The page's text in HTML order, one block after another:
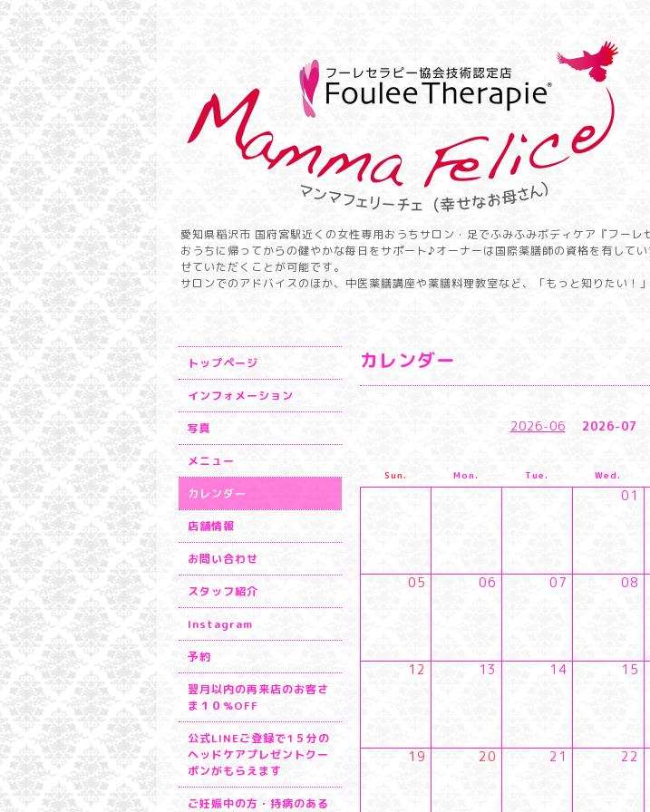
愛知県稲沢市 国府宮駅近くの女性専用おうちサロン・足でふみふみボディケア『フーレ
おうちに帰ってからの健やかな毎日をサポート♪オーナーは国際薬膳師の資格を有して
せていただくことが可能です。
サロンでのアドバイスのほか、中医薬膳講座や薬膳料理教室など、「もっと知りたい！
カレンダー
2026-06 2026-07
Sun. Mon. Tue. Wed.
01
05 06 07 08
12 13 14 15
19 20 21 22
トップページ
インフォメーション
写真
メニュー
カレンダー
店舗情報
お問い合わせ
スタッフ紹介
Instagram
予約
翌月以内の再来店のお客さ
ま１０%OFF
公式LINEご登録で1５分の
ヘッドケアプレゼントクー
ポンがもらえます
ご妊娠中の方・持病のある